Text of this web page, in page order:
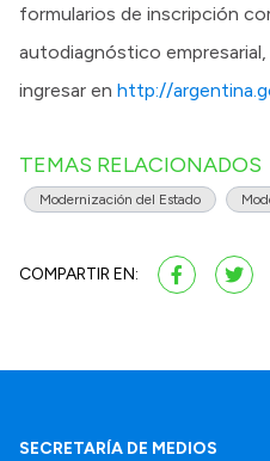
formularios de inscripción
autodiagnóstico
ingresar en http://
TEMAS RELACIONADOS
Modernización del Estado
COMPARTIR EN:
SECRETARÍA DE MEDIOS